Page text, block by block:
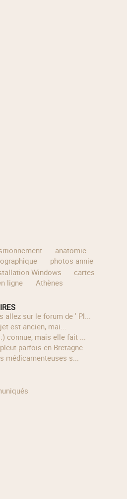
anatomie
photos annie
Windows
cartes
ligne Athènes
allez sur le forum de ' Pl...
est ancien, mai...
connue, mais elle fait ...
parfois en Bretagne ...
médicamenteuses s...